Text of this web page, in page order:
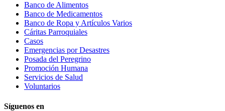
Banco de Alimentos
Banco de Medicamentos
Banco de Ropa y Artículos Varios
Cáritas Parroquiales
Casos
Emergencias por Desastres
Posada del Peregrino
Promoción Humana
Servicios de Salud
Voluntarios
Síguenos en